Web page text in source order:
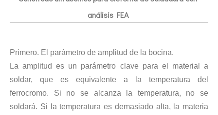
Actualmente, la investigación sobre la extracción de antioxidantes
análisis FEA
Primero. El parámetro de amplitud de la bocina.
La amplitud es un parámetro clave para el material a
soldar, que es equivalente a la temperatura del
ferrocromo. Si no se alcanza la temperatura, no se
soldará. Si la temperatura es demasiado alta, la materia